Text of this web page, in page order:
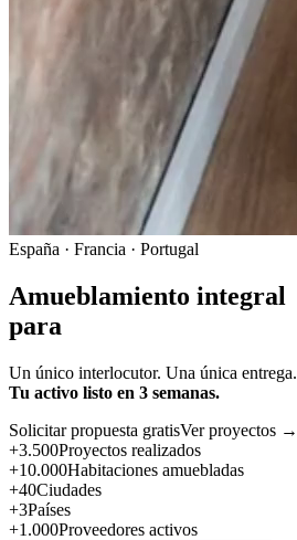
España · Francia · Portugal
Amueblamiento integral
para
Un único interlocutor. Una única entrega.
Tu activo listo en 3 semanas.
Solicitar propuesta gratisVer proyectos →
+3.500Proyectos realizados
+10.000Habitaciones amuebladas
+40Ciudades
+3Países
+1.000Proveedores activos